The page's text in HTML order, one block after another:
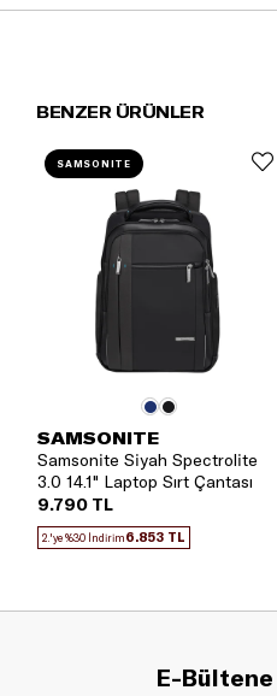
BENZER ÜRÜNLER
SAMSONITE
Samsonite Siyah Spectrolite
3.0 14.1" Laptop Sırt Çantası
9.790 TL
2.'ye %30 İndirim6.853 TL
SAMSONITE
E-